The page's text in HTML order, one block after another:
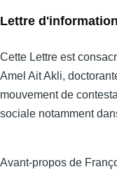
Lettre
Cette Lettre est
Amel Ait Akli,
mouvement de
sociale notamment
Avant-propos de